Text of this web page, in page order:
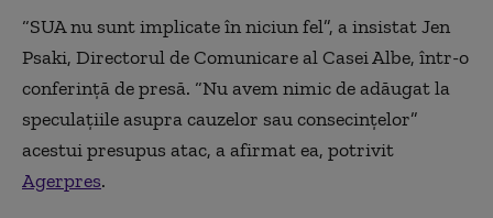
“SUA nu sunt implicate în niciun fel”, a insistat Jen
Psaki, Directorul de Comunicare al Casei Albe, într-o
conferinţă de presă. “Nu avem nimic de adăugat la
speculaţiile asupra cauzelor sau consecinţelor”
acestui presupus atac, a afirmat ea, potrivit
Agerpres.